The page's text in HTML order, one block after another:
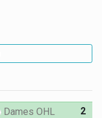
Dames OHL
2